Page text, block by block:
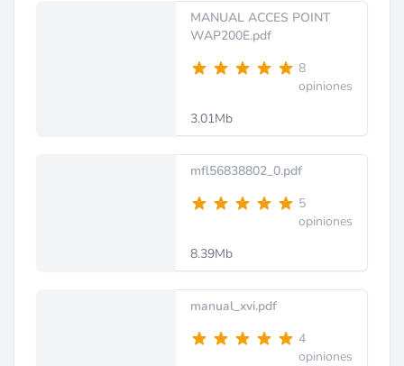
MANUAL ACCES POINT
WAP200E.pdf
8
opiniones
3.01Mb
mfl56838802_0.pdf
5
opiniones
8.39Mb
manual_xvi.pdf
4
opiniones